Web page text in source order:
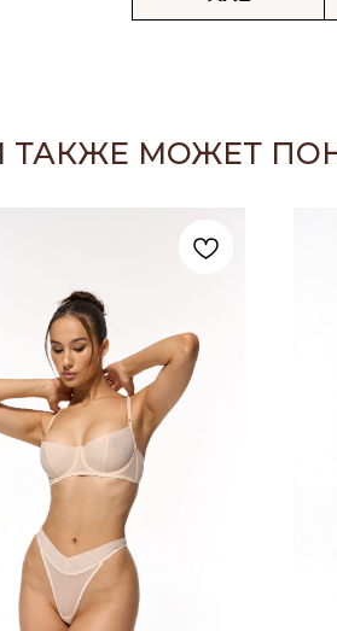
ТАКЖЕ МОЖЕТ